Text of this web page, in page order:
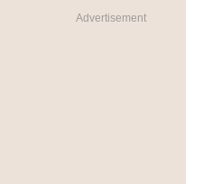
Advertisement